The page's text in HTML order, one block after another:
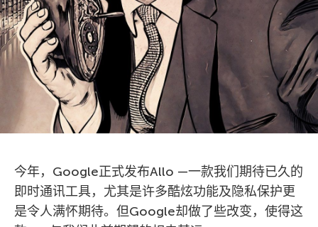
今年，Google正式发布Allo —一款我们期待已久的
即时通讯工具，尤其是许多酷炫功能及隐私保护更
是令人满怀期待。但Google却做了些改变，使得这